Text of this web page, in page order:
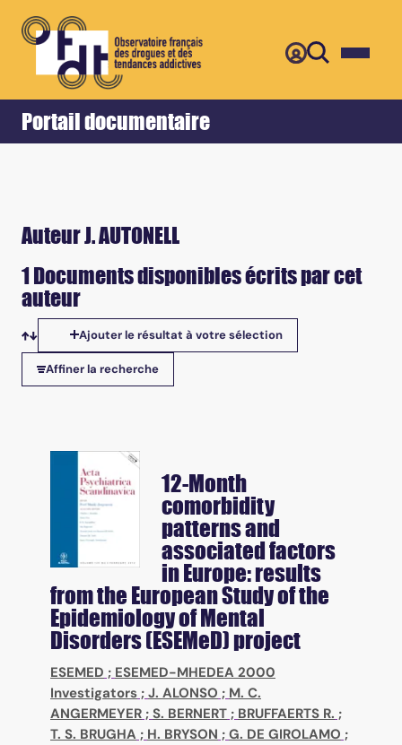
Portail documentaire
Accueil Retour
Auteur J. AUTONELL
1 Documents disponibles écrits par cet
auteur
Tris disponibles
Ajouter le résultat à votre sélection
Affiner la recherche
12-Month
comorbidity
patterns and
associated factors
in Europe: results
from the European Study of the
Epidemiology of Mental
Disorders (ESEMeD) project
ESEMED ; ESEMED-MHEDEA 2000
Investigators ; J. ALONSO ; M. C.
ANGERMEYER ; S. BERNERT ; BRUFFAERTS R. ;
T. S. BRUGHA ; H. BRYSON ; G. DE GIROLAMO ;